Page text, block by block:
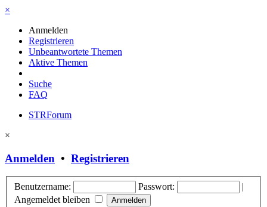
×
Anmelden
Registrieren
Unbeantwortete Themen
Aktive Themen
Suche
FAQ
STRForum
×
Anmelden • Registrieren
Benutzername: Passwort:
|
Angemeldet bleiben